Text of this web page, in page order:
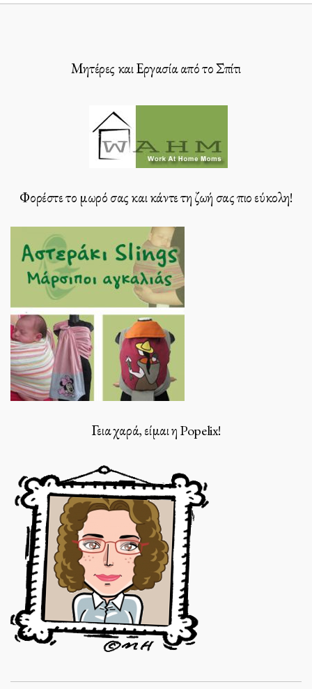
Μητέρες και Εργασία από το Σπίτι
Φορέστε το μωρό σας και κάντε τη ζωή σας πιο εύκολη!
Γεια χαρά, είμαι η Popelix!